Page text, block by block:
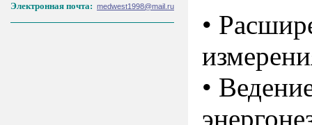
Электронная почта: medwest1998@mail.ru
•
•